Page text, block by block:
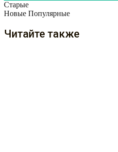
Старые
Новые Популярные
Читайте также